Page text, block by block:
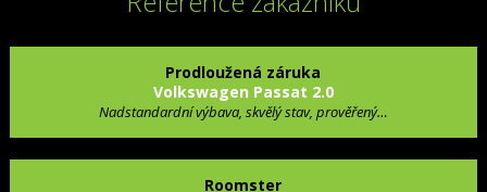
Prodloužená záruka
Volkswagen Passat 2.0
Nadstandardní výbava, skvělý stav, prověřený…
Roomster